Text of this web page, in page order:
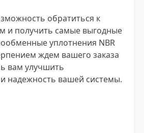
обратиться к
и получить самые выгодные
уплотнения NBR
ждем вашего заказа
вам улучшить
надежность вашей системы.